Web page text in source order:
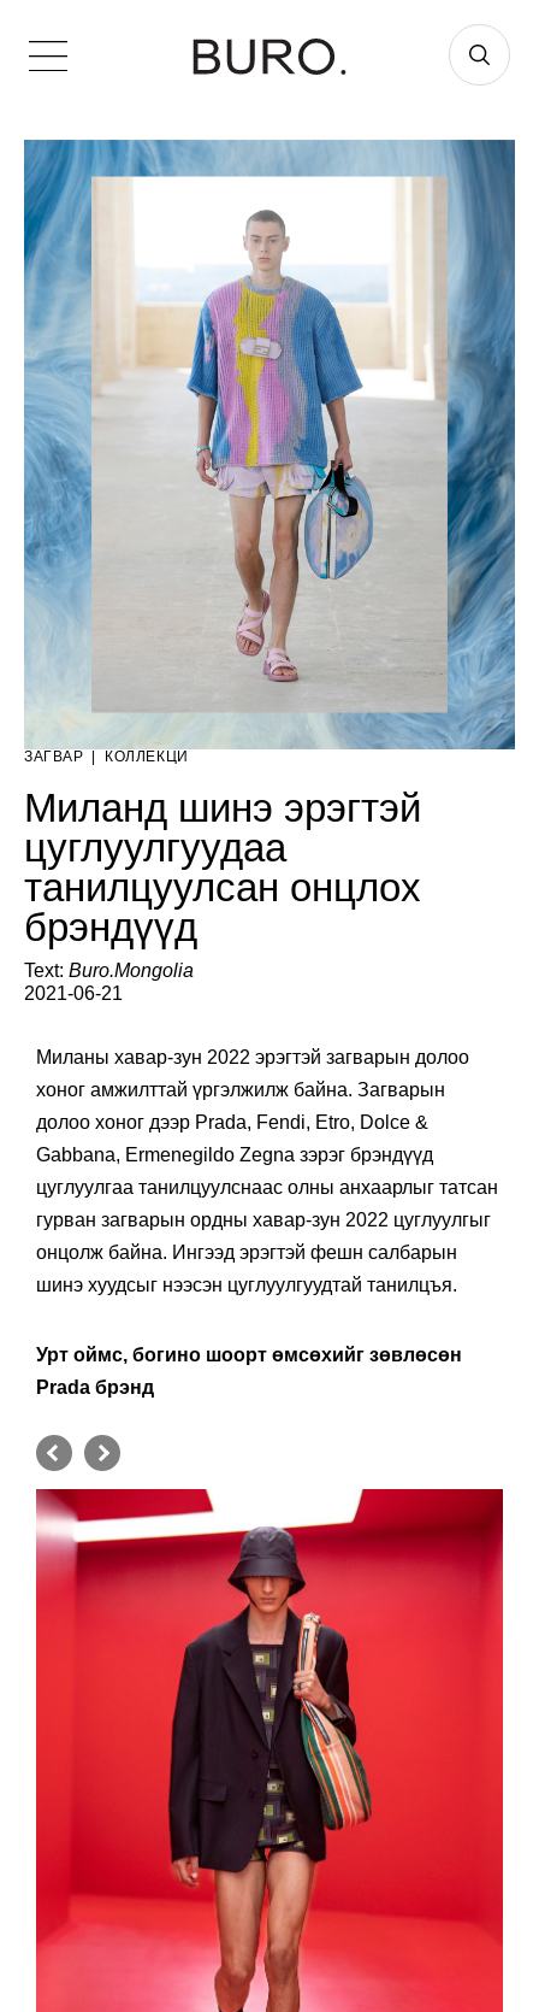
ЗАГВАР | КОЛЛЕКЦИ
Миланд шинэ эрэгтэй
цуглуулгуудаа
танилцуулсан онцлох
брэндүүд
Text: Buro.Mongolia
2021-06-21
Миланы хавар-зун 2022 эрэгтэй загварын долоо
хоног амжилттай үргэлжилж байна. Загварын
долоо хоног дээр Prada, Fendi, Etro, Dolce &
Gabbana, Ermenegildo Zegna зэрэг брэндүүд
цуглуулгаа танилцуулснаас олны анхаарлыг татсан
гурван загварын ордны хавар-зун 2022 цуглуулгыг
онцолж байна. Ингээд эрэгтэй фешн салбарын
шинэ хуудсыг нээсэн цуглуулгуудтай танилцъя.
Урт оймс, богино шоорт өмсөхийг зөвлөсөн
Prada брэнд